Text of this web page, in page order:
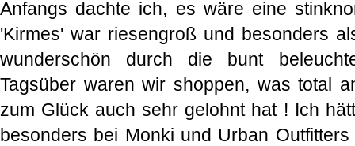
Anfangs dachte ich, es wäre eine
'Kirmes' war riesengroß und besonders
wunderschön durch die bunt
Tagsüber waren wir shoppen, was total
zum Glück auch sehr gelohnt hat ! Ich
besonders bei Monki und Urban